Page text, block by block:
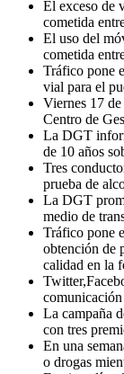
El exceso de
cometida
El uso del
cometida
Tráfico pone
vial para el
Viernes 17
Centro de
La DGT
de 10 años
Tres
prueba de
La DGT
medio de
Tráfico pone
obtención de
calidad en la
La campaña
con tres
En una
o drogas